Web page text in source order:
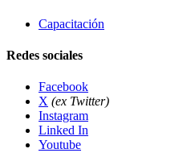
Capacitación
Redes sociales
Facebook
X (ex Twitter)
Instagram
Linked In
Youtube